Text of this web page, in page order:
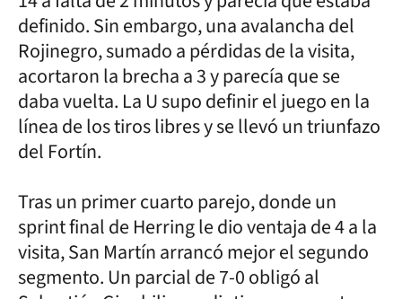
definido. Sin embargo, una avalancha del
Rojinegro, sumado a pérdidas de la visita,
acortaron la brecha a 3 y parecía que se
daba vuelta. La U supo definir el juego en la
línea de los tiros libres y se llevó un triunfazo
del Fortín.
Tras un primer cuarto parejo, donde un
sprint final de Herring le dio ventaja de 4 a la
visita, San Martín arrancó mejor el segundo
segmento. Un parcial de 7-0 obligó al